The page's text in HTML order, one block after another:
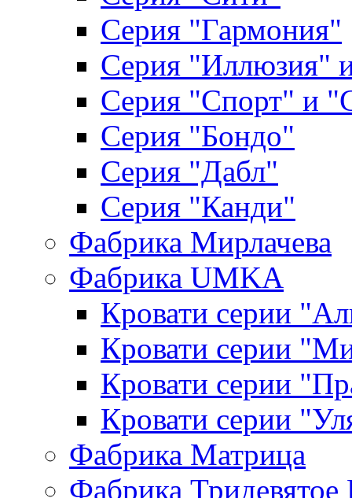
Серия "Гармония"
Серия "Иллюзия"
Серия "Спорт" и
Серия "Бондо"
Серия "Дабл"
Серия "Канди"
Фабрика Мирлачева
Фабрика UMKA
Кровати серии
Кровати серии
Кровати серии
Кровати серии
Фабрика Матрица
Фабрика Тридевятое